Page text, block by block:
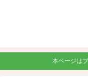
本ページは